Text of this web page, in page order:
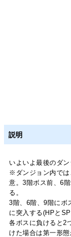
説明
いよいよ最後のダン
※ダンジョン内では
意。3階ボス前、6
る。
3階、6階、9階にボ
に突入する(HPと
各ボスに負けると2
けた場合は第一形態